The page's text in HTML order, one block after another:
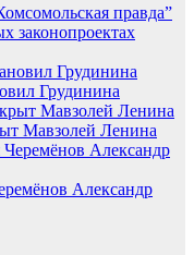
правда”
законопроектах
Грудинина
Мавзолей Ленина
Александр